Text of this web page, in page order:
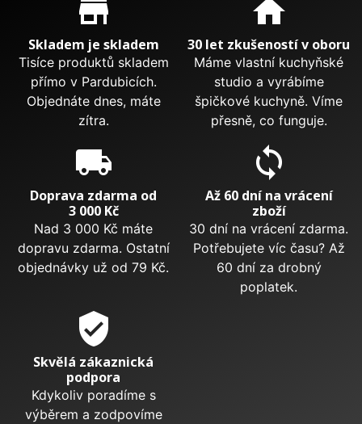
store_mall_directory
Skladem je skladem
Tisíce produktů skladem
přímo v Pardubicích.
Objednáte dnes, máte
zítra.
home
30 let zkušeností v oboru
Máme vlastní kuchyňské
studio a vyrábíme
špičkové kuchyně. Víme
přesně, co funguje.
local_shipping
Doprava zdarma od
3 000 Kč
Nad 3 000 Kč máte
dopravu zdarma. Ostatní
objednávky už od 79 Kč.
sync
Až 60 dní na vrácení
zboží
30 dní na vrácení zdarma.
Potřebujete víc času? Až
60 dní za drobný
poplatek.
verified_user
Skvělá zákaznická
podpora
Kdykoliv poradíme s
výběrem a zodpovíme